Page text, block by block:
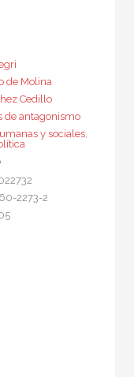
de Molina
Cedillo
de antagonismo
y sociales,
2273-2